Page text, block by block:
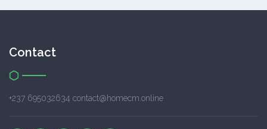
Contact
+237 695032634 contact@homecm.online